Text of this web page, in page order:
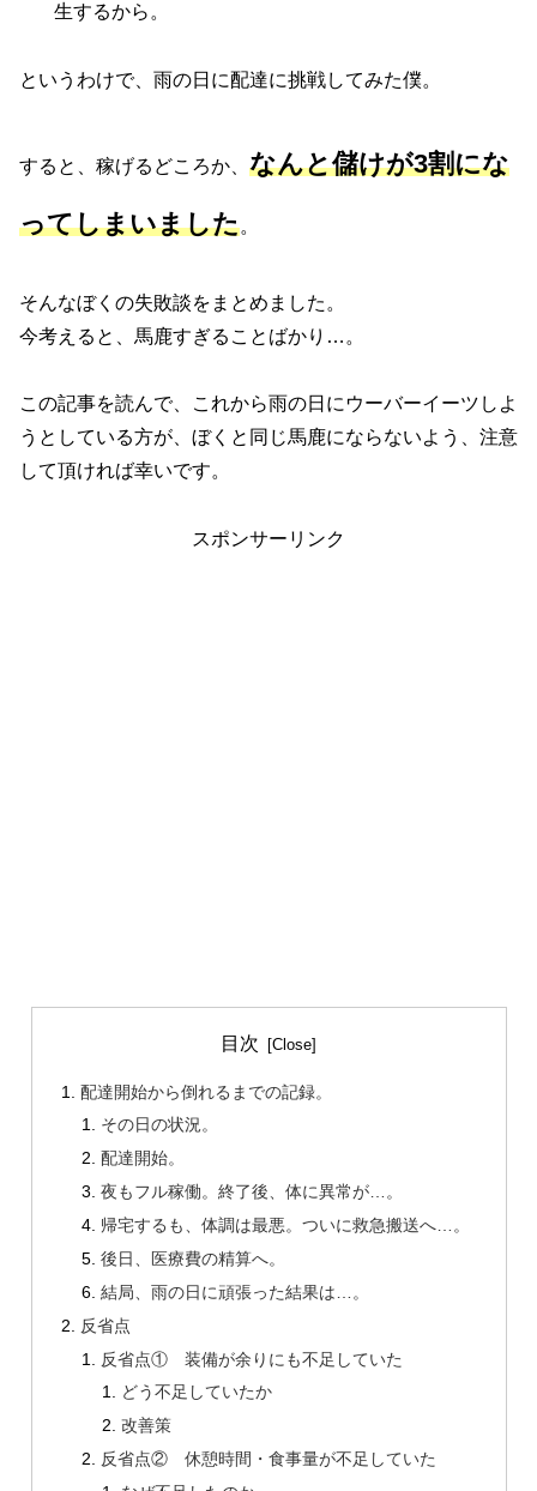
生するから。
というわけで、雨の日に配達に挑戦してみた僕。
すると、稼げるどころか、 なんと儲けが3割にな
ってしまいました。
そんなぼくの失敗談をまとめました。
今考えると、馬鹿すぎることばかり…。
この記事を読んで、これから雨の日にウーバーイーツしよ
うとしている方が、ぼくと同じ馬鹿にならないよう、注意
して頂ければ幸いです。
スポンサーリンク
目次
配達開始から倒れるまでの記録。
その日の状況。
配達開始。
夜もフル稼働。終了後、体に異常が…。
帰宅するも、体調は最悪。ついに救急搬送へ…。
後日、医療費の精算へ。
結局、雨の日に頑張った結果は…。
反省点
反省点① 装備が余りにも不足していた
どう不足していたか
改善策
反省点② 休憩時間・食事量が不足していた